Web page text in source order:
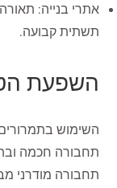
אתרי בנייה:
תשתית קבועה.
השפעת
השימוש
תחבורה חכמה ובת
תחבורה מודרני